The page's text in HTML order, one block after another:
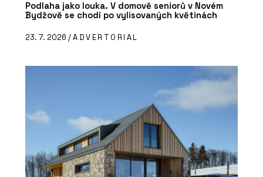
Podlaha jako louka. V domově seniorů v Novém
Bydžově se chodí po vylisovaných květinách
23. 7. 2026 /ADVERTORIAL